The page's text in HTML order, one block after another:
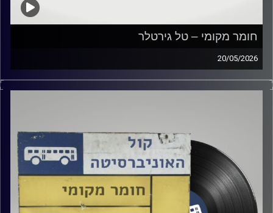
חומר מקומי – טל גירטלר
20/05/2026
שעה של מוזיקה ישראלית עם טל גירטלר